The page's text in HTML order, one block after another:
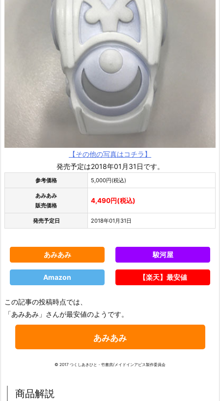
【その他の写真はコチラ】
発売予定は2018年01月31日です。
参考価格 5,000円(税込)
あみあみ
販売価格
4,490円(税込)
発売予定日 2018年01月31日
あみあみ 駿河屋
Amazon 【楽天】最安値
この記事の投稿時点では、
「あみあみ」さんが最安値のようです。
あみあみ
© 2017 つくしあきひと・竹書房/メイドインアビス製作委員会
商品解説